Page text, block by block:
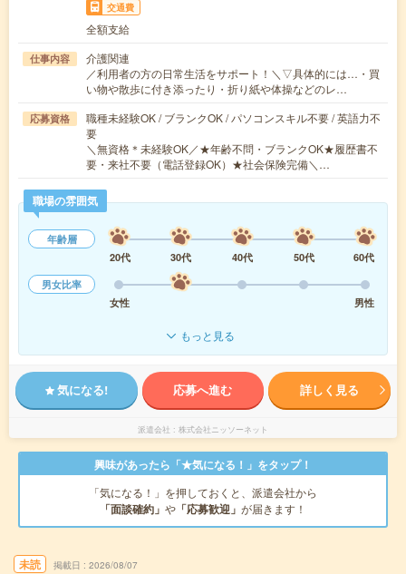
交通費
全額支給
仕事内容
介護関連
／利用者の方の日常生活をサポート！＼▽具体的には…・買
い物や散歩に付き添ったり・折り紙や体操などのレ…
応募資格
職種未経験OK / ブランクOK / パソコンスキル不要 / 英語力不
要
＼無資格＊未経験OK／★年齢不問・ブランクOK★履歴書不
要・来社不要（電話登録OK）★社会保険完備＼…
職場の雰囲気
年齢層
20代
30代 40代 50代
60代
男女比率
女性
男性
もっと見る
気になる! 応募へ進む 詳しく見る
派遣会社 株式会社ニッソーネット
興味があったら「★気になる！」をタップ！
「気になる！」を押しておくと、派遣会社から
「面談確約」 や 「応募歓迎」 が届きます！
未読 掲載日 2026/08/07